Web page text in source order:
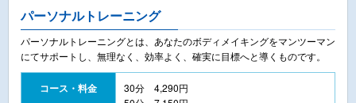
パーソナルトレーニング
パーソナルトレーニングとは、あなたのボディメイキングをマンツーマン
にてサポートし、無理なく、効率よく、確実に目標へと導くものです。
コース・料金
30分 4,290円